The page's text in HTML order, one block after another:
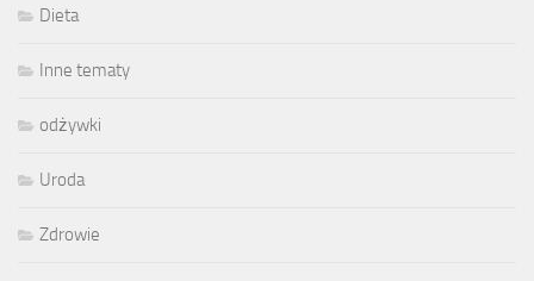
Dieta
Inne tematy
odżywki
Uroda
Zdrowie